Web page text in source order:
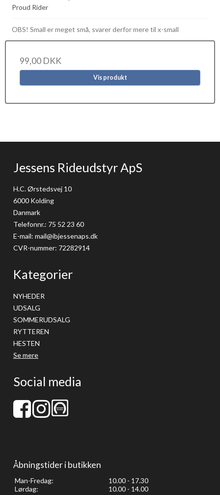
Proud Rider
OBS! Small er meget små, svarer derfor mere til x-small
99,00 DKK
Vis produkt
Jessens Rideudstyr ApS
H.C. Ørstedsvej 10
6000 Kolding
Danmark
Telefonnr.: 75 52 23 60
E-mail: mail@ibjessenaps.dk
CVR-nummer: 72282914
Kategorier
NYHEDER
UDSALG
SOMMERUDSALG
RYTTEREN
HESTEN
Se mere
Social media
Åbningstider i butikken
Man-Fredag:
10.00 - 17.30
Lørdag:
10.00 - 14.00